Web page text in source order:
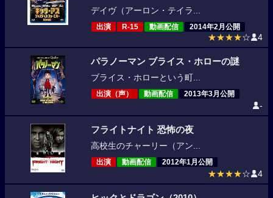
デイヴ（アーロン・テイラ...
出演 R-15 動画配信 2014年2月公開
★★★★☆ 4
パラノーマン ブライス・ホローの謎
ブライス・ホローという町...
出演（声） 動画配信 2013年3月公開
-
フライトナイト 恐怖の夜
高校生のチャーリー（アン...
出演 動画配信 2012年1月公開
★★★★☆ 4